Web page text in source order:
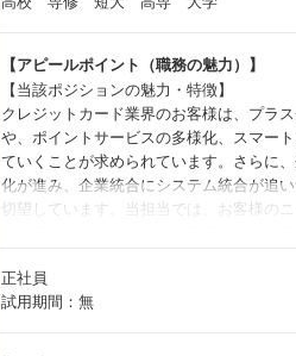
【アピールポイント（職務の魅力）】
【当該ポジションの魅力・特徴】
クレジットカード業界のお客様は、プラ
や、ポイントサービスの多様化、スマー
ていくことが求められています。さらに
化が進み、企業統合にシステム統合が追
切望しています。当担当では、お客様の
ます。
正社員
試用期間：無